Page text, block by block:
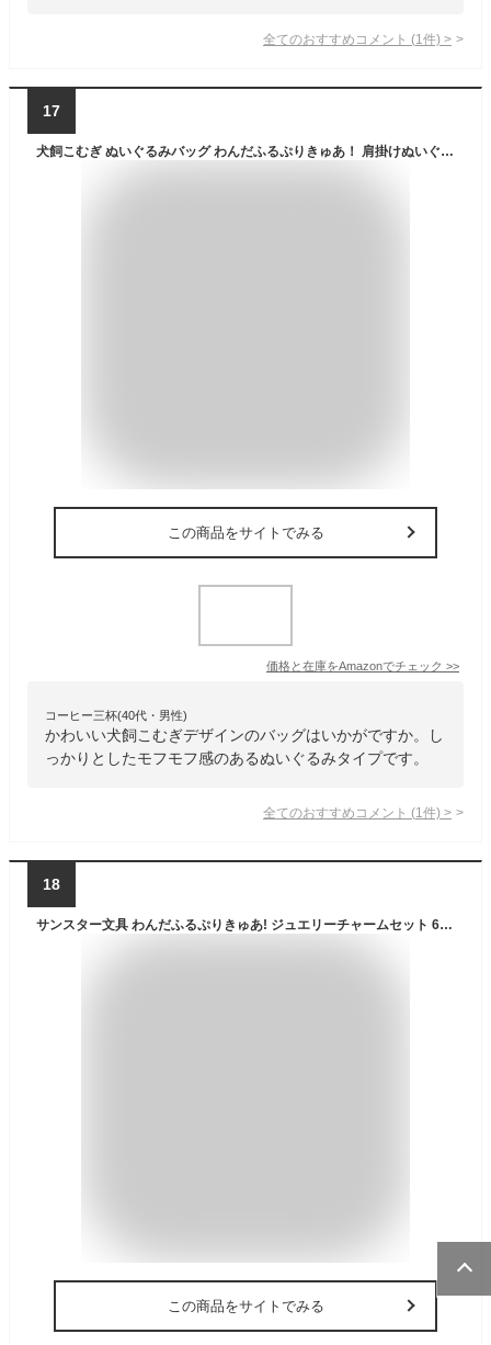
全てのおすすめコメント (1 件) >
17
犬飼こむぎ ぬいぐるみバッグ わんだふるぷりきゅあ！ 肩掛けぬいぐるみバッグ 約17㎝ 単品: 犬飼こむぎ
この商品をサイトでみる
価格と在庫をAmazonでチェック >>
コーヒー三杯(40代・男性)
かわいい犬飼こむぎデザインのバッグはいかがですか。し
っかりとしたモフモフ感のあるぬいぐるみタイプです。
全てのおすすめコメント (1 件) >
18
サンスター文具 わんだふるぷりきゅあ! ジュエリーチャームセット 6才以上 シール アクセサリー 3494350A
この商品をサイトでみる